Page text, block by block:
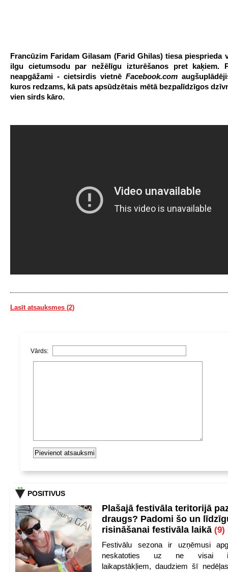
Francūzim Faridam Gilasam (Farid Ghilas) tiesa piesprieda
ilgu cietumsodu par nežēlīgu izturēšanos pret kaķiem.
neapgāžami - cietsirdis vietnē Facebook.com
kuros redzams, kā pats apsūdzētais mētā bezpalīdzīgos
vien sirds kāro.
Lasīt atsauksmes (2)
Vārds:
POSITIVUS
Plašajā festivāla teritorijā
draugs? Padomi šo un
risināšanai festivāla laikā (9)
Festivālu sezona ir uzņēmusi
neskatoties uz ne visai
laikapstākļiem, daudziem šī